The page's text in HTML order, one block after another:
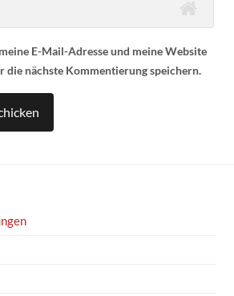
E-Mail-Adresse und meine Website
die nächste Kommentierung speichern.